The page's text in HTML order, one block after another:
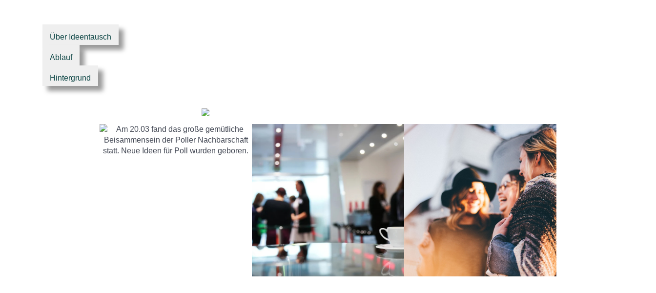
Über Ideentausch
Ablauf
Hintergrund